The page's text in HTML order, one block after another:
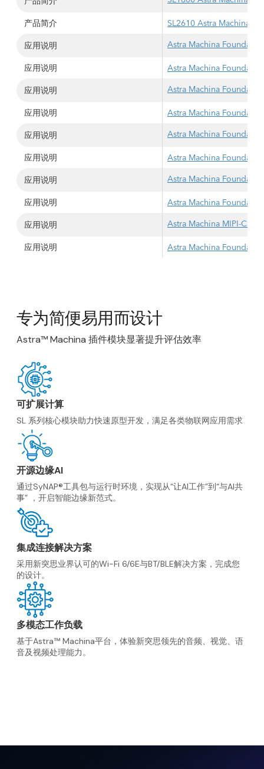
产品简介 SL2610 Astra Machina
应用说明 Astra Machina
应用说明 Astra Machina
应用说明 Astra Machina
应用说明 Astra Machina
应用说明 Astra Machina
应用说明 Astra Machina
应用说明 Astra Machina
应用说明 Astra Machina
应用说明 Astra Machina MIPI-CSI-
应用说明 Astra Machina
专为简便易用而设计
Astra™ Machina 插件模块显著提升评估效率
可扩展计算
SL 系列核心模块助力快速原型开发，满足各类物联网应用需求
开源边缘AI
通过SyNAP®工具包与运行时环境，实现从“让AI工作”到“与AI共
事” ，开启智能边缘新范式。
集成连接解决方案
采用新突思业界认可的Wi-Fi 6/6E与BT/BLE解决方案，完成您
的设计。
多模态工作负载
基于Astra™ Machina平台，体验新突思领先的音频、视觉、语
音及视频处理能力。